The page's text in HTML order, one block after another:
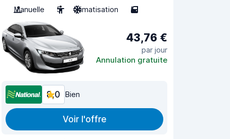
Manuelle
5 Climatisation 5
43,76 €
par jour
Annulation gratuite
8,0 Bien
Voir l'offre